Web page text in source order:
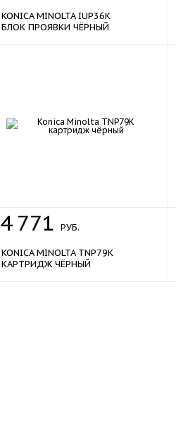
KONICA MINOLTA IUP36K
БЛОК ПРОЯВКИ ЧЁРНЫЙ
4 771 РУБ.
KONICA MINOLTA TNP79K
КАРТРИДЖ ЧЁРНЫЙ